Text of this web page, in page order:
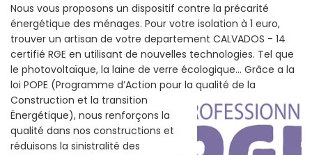
Nous vous proposons un dispositif contre la précarité
énergétique des ménages. Pour votre isolation à 1 euro,
trouver un artisan de votre departement CALVADOS - 14
certifié RGE en utilisant de nouvelles technologies. Tel que
le photovoltaïque, la laine de verre écologique... Grâce a la
loi POPE (Programme d’Action pour la qualité de la
Construction et la transition
Énergétique), nous renforçons la
qualité dans nos constructions et
réduisons la sinistralité des